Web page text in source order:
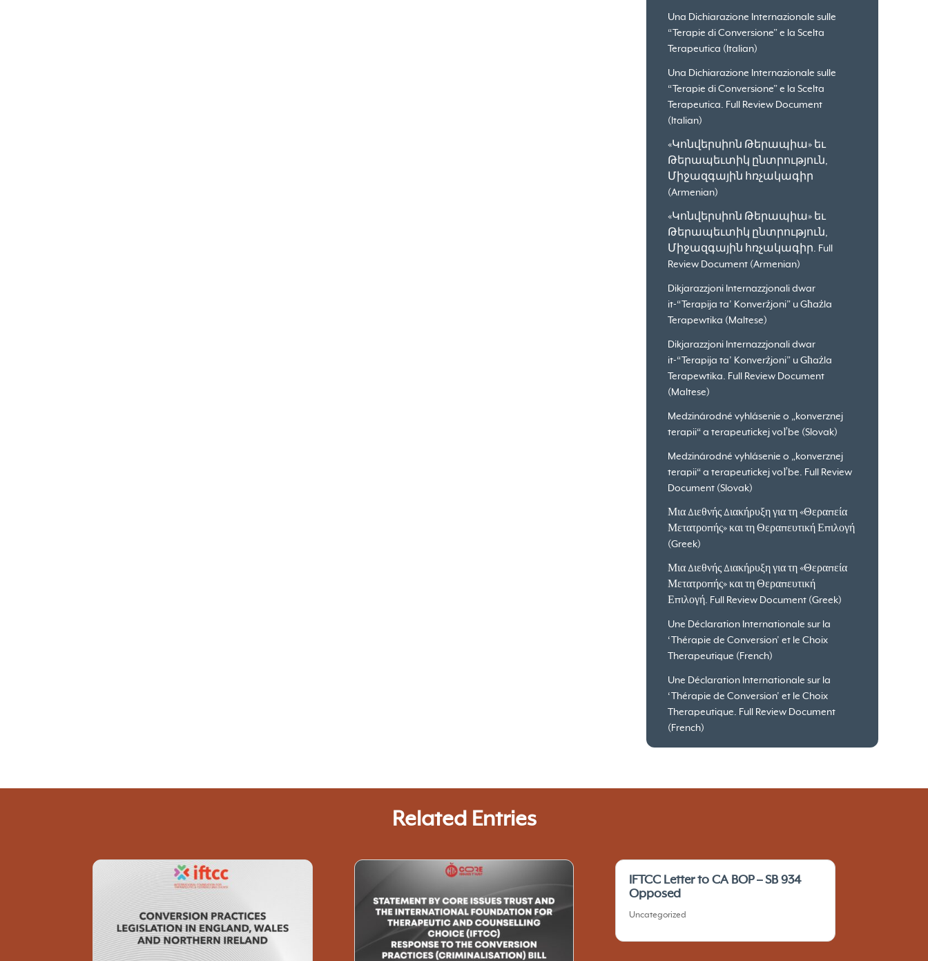
Una Dichiarazione Internazionale sulle
“Terapie di Conversione” e la Scelta
Terapeutica (Italian)
Una Dichiarazione Internazionale sulle
“Terapie di Conversione” e la Scelta
Terapeutica. Full Review Document
(Italian)
«Կոնվերսիոն Թերապիա» եւ
Թերապեւտիկ ընտրություն,
Միջազգային հռչակագիր
(Armenian)
«Կոնվերսիոն Թերապիա» եւ
Թերապեւտիկ ընտրություն,
Միջազգային հռչակագիր. Full
Review Document (Armenian)
Dikjarazzjoni Internazzjonali dwar
it-“Terapija ta’ Konverżjoni” u Għażla
Terapewtika (Maltese)
Dikjarazzjoni Internazzjonali dwar
it-“Terapija ta’ Konverżjoni” u Għażla
Terapewtika. Full Review Document
(Maltese)
Medzinárodné vyhlásenie o „konverznej
terapii“ a terapeutickej voľbe (Slovak)
Medzinárodné vyhlásenie o „konverznej
terapii“ a terapeutickej voľbe. Full Review
Document (Slovak)
Μια Διεθνής Διακήρυξη για τη «Θεραπεία
Μετατροπής» και τη Θεραπευτική Επιλογή
(Greek)
Μια Διεθνής Διακήρυξη για τη «Θεραπεία
Μετατροπής» και τη Θεραπευτική
Επιλογή. Full Review Document (Greek)
Une Déclaration Internationale sur la
‘Thérapie de Conversion’ et le Choix
Therapeutique (French)
Une Déclaration Internationale sur la
‘Thérapie de Conversion’ et le Choix
Therapeutique. Full Review Document
(French)
Related Entries
IFTCC Letter to CA BOP – SB 934
Opposed
Uncategorized